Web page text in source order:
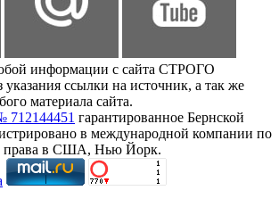
информации с сайта СТРОГО
ссылки на источник, а так же
материала сайта.
712144451 гарантированное Бернской
в международной компании по
права в США, Нью Йорк.